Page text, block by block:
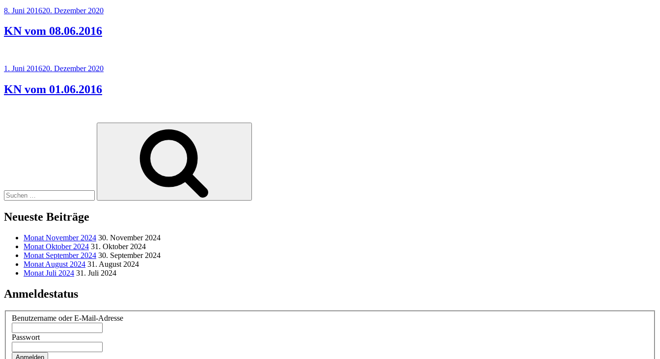
Veröffentlicht
8. Juni 201620. Dezember 2020
KN vom 08.06.2016
Veröffentlicht
1. Juni 201620. Dezember 2020
KN vom 01.06.2016
Neueste Beiträge
Monat November 2024 30. November 2024
Monat Oktober 2024 31. Oktober 2024
Monat September 2024 30. September 2024
Monat August 2024 31. August 2024
Monat Juli 2024 31. Juli 2024
Anmeldestatus
Benutzername oder E-Mail-Adresse
Passwort